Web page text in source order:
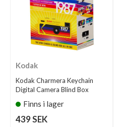
Kodak
Kodak Charmera Keychain
Digital Camera Blind Box
Finns i lager
439 SEK